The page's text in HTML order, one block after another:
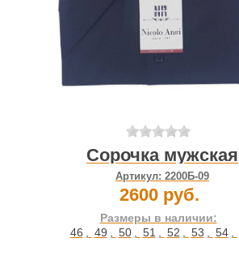
Сорочка мужская
Артикул: 2200Б-09
2600 руб.
Размеры в наличии:
46
49 50 51 52 53 54